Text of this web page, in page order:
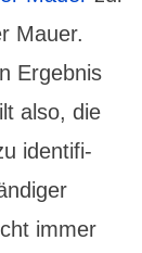
Mauer.
Ergeb­nis
also, die
iden­tifi­
immer